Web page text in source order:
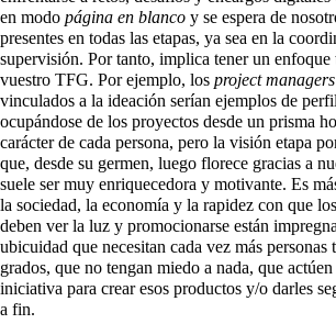
en modo página en blanco y se espera de
presentes en todas las etapas, ya sea en la
supervisión. Por tanto, implica tener un enfoque
vuestro TFG. Por ejemplo, los project managers
vinculados a la ideación serían ejemplos de
ocupándose de los proyectos desde un prisma
carácter de cada persona, pero la visión etapa
que, desde su germen, luego florece gracias a
suele ser muy enriquecedora y motivante. Es
la sociedad, la economía y la rapidez con que
deben ver la luz y promocionarse están
ubicuidad que necesitan cada vez más personas
grados, que no tengan miedo a nada, que
iniciativa para crear esos productos y/o darles
a fin.